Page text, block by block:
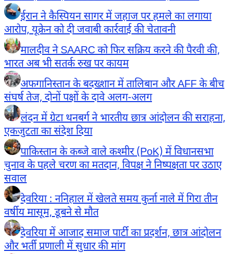
ईरान ने कैस्पियन सागर में जहाज पर हमले का लगाया
आरोप, यूक्रेन को दी जवाबी कार्रवाई की चेतावनी
मालदीव ने SAARC को फिर सक्रिय करने की पैरवी की,
भारत अब भी सतर्क रुख पर कायम
अफगानिस्तान के बदख्शान में तालिबान और AFF के बीच
संघर्ष तेज, दोनों पक्षों के दावे अलग-अलग
लंदन में ग्रेटा थनबर्ग ने भारतीय छात्र आंदोलन की सराहना,
एकजुटता का संदेश दिया
पाकिस्तान के कब्जे वाले कश्मीर (PoK) में विधानसभा
चुनाव के पहले चरण का मतदान, विपक्ष ने निष्पक्षता पर उठाए
सवाल
देवरिया : ननिहाल में खेलते समय कुर्ना नाले में गिरा तीन
वर्षीय मासूम, डूबने से मौत
देवरिया में आजाद समाज पार्टी का प्रदर्शन, छात्र आंदोलन
और भर्ती प्रणाली में सुधार की मांग